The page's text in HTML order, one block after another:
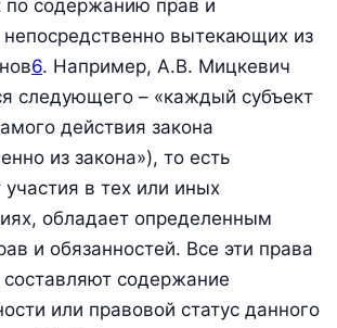
по содержанию прав и
непосредственно вытекающих из
6. Например, А.В. Мицкевич
следующего – «каждый субъект
действия закона
из закона»), то есть
участия в тех или иных
обладает определенным
и обязанностей. Все эти права
составляют содержание
или правовой статус данного